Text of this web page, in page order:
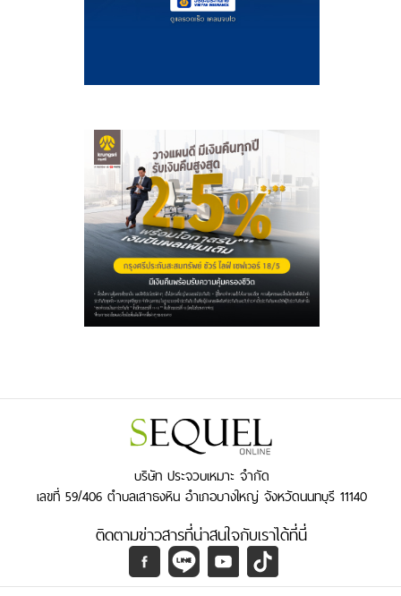
บริษัท ประจวบเหมาะ จำกัด
เลขที่ 59/406 ตำบลเสาธงหิน อำเภอบางใหญ่ จังหวัดนนทบุรี 11140
ติดตามข่าวสารที่น่าสนใจกับเราได้ที่นี่